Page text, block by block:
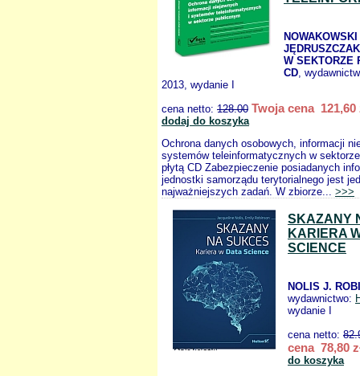
W SEKTORZE
CD,
2013, wydanie I
cena netto: 128.00 Twoja cena 121,60
dodaj do koszyka
Ochrona danych osobowych, informacji
systemów teleinformatycznych w
płytą CD Zabezpieczenie posiadanych
jednostki samorządu terytorialnego jest
najważniejszych zadań. W zbiorze... >>>
SKAZANY
KARIERA
SCIENCE
NOLIS J.
wydawnictwo:
wydanie I
cena netto:
cena 78,80
do koszyka